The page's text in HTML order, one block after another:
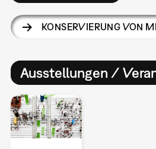
KONSERVIERUNG VON
Ausstellungen /